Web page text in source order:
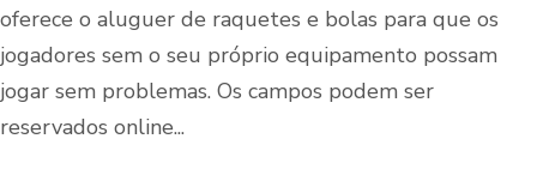
oferece o aluguer de raquetes e bolas para que os
jogadores sem o seu próprio equipamento possam
jogar sem problemas. Os campos podem ser
reservados online...